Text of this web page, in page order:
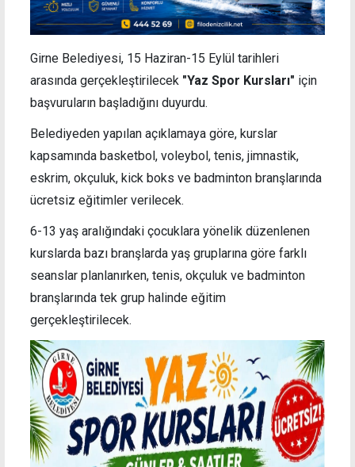
Girne Belediyesi, 15 Haziran-15 Eylül tarihleri
arasında gerçekleştirilecek "Yaz Spor Kursları" için
başvuruların başladığını duyurdu.
Belediyeden yapılan açıklamaya göre, kurslar
kapsamında basketbol, voleybol, tenis, jimnastik,
eskrim, okçuluk, kick boks ve badminton branşlarında
ücretsiz eğitimler verilecek.
6-13 yaş aralığındaki çocuklara yönelik düzenlenen
kurslarda bazı branşlarda yaş gruplarına göre farklı
seanslar planlanırken, tenis, okçuluk ve badminton
branşlarında tek grup halinde eğitim
gerçekleştirilecek.